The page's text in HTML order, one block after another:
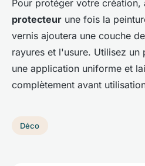
Pour protéger votre création,
protecteur une fois la
vernis ajoutera une couche
rayures et l'usure. Utilisez
une application uniforme et
complètement avant
Déco